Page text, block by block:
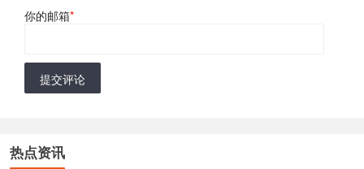
你的邮箱*
提交评论
热点资讯